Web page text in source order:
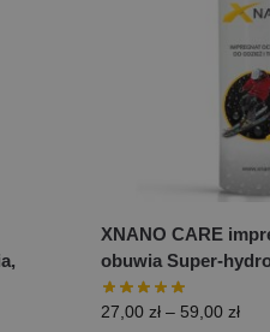
XNANO CARE
obuwia Super-
27,00 zł – 59,00 zł